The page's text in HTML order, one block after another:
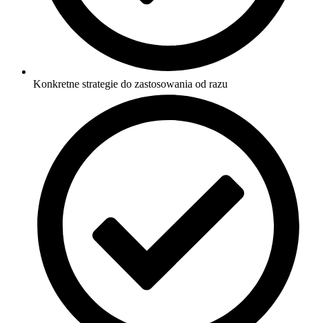
Konkretne strategie do zastosowania od razu